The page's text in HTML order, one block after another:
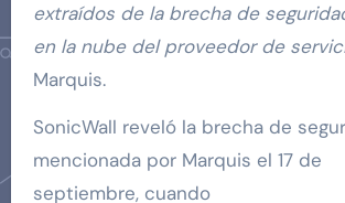
extraídos de la brecha de
en la nube del proveedor de
Marquis.
SonicWall reveló la brecha de
mencionada por Marquis el 17 de
septiembre, cuando